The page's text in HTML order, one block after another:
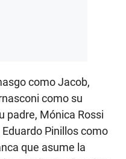
como Jacob,
como su
padre, Mónica Rossi
Pinillos como
que asume la